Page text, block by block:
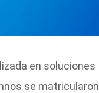
en soluciones
se matricularon